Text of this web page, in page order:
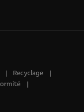
Recyclage